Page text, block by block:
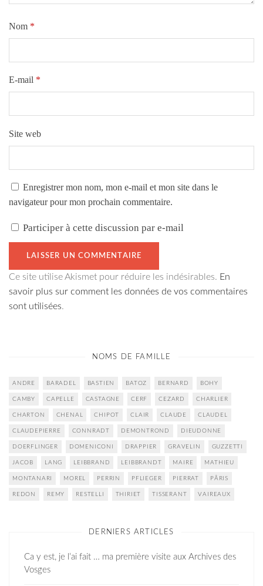
Nom *
E-mail *
Site web
Enregistrer mon nom, mon e-mail et mon site dans le
navigateur pour mon prochain commentaire.
Participer à cette discussion par e-mail
Ce site utilise Akismet pour réduire les indésirables. En
savoir plus sur comment les données de vos commentaires
sont utilisées.
NOMS DE FAMILLE
ANDRE BARADEL BASTIEN BATOZ BERNARD BOHY
CAMBY CAPELLE CASTAGNE CERF CEZARD CHARLIER
CHARTON CHENAL CHIPOT CLAIR CLAUDE CLAUDEL
CLAUDEPIERRE CONNRADT DEMONTROND DIEUDONNE
DOERFLINGER DOMENICONI DRAPPIER GRAVELIN GUZZETTI
JACOB LANG LEIBBRAND LEIBBRANDT MAIRE MATHIEU
MONTANARI MOREL PERRIN PFLIEGER PIERRAT PÂRIS
REDON REMY RESTELLI THIRIET TISSERANT VAIREAUX
DERNIERS ARTICLES
Ca y est, je l’ai fait … ma première visite aux Archives des
Vosges